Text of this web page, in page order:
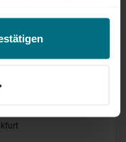
aufrufen
Weitere
Amberg